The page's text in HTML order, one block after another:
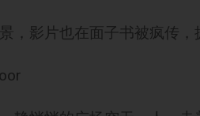
，影片也在面子书被疯传，